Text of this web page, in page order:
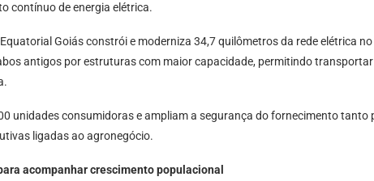
contínuo de energia elétrica.
Goiás constrói e moderniza 34,7 quilômetros da rede elétrica
antigos por estruturas com maior capacidade, permitindo
unidades consumidoras e ampliam a segurança do fornecimento tanto
ligadas ao agronegócio.
acompanhar crescimento populacional